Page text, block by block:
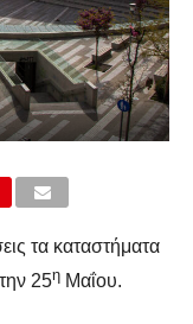
τα καταστήματα
25ηΜαΐου.